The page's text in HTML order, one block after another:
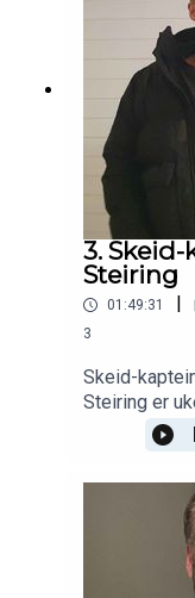
3.
Steiring
01:49:31
3
Skeid-
Steiring er
høre om
hans to
hente en
fra Steiring
Karstensen,
Magnus